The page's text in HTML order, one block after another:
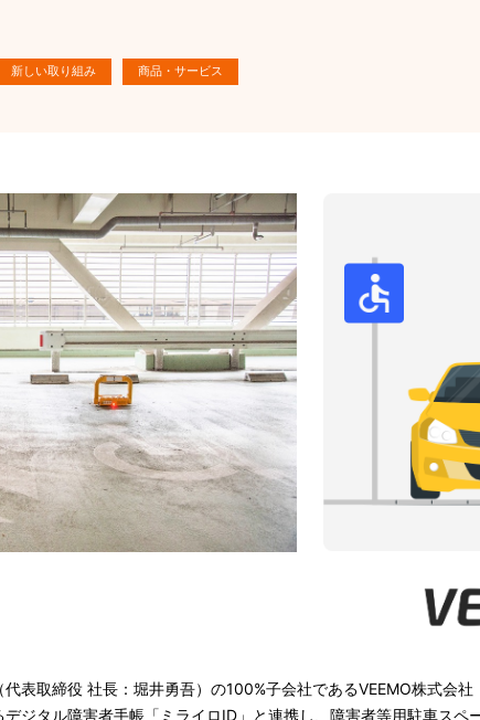
表取締役 社長：堀井勇吾）の100%子会社であるVEEMO株式会
ジタル障害者手帳「ミライロID」と連携し、障害者等用駐車スペ